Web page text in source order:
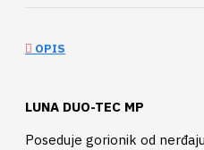
OPIS
LUNA DUO-TEC MP
Poseduje gorionik od